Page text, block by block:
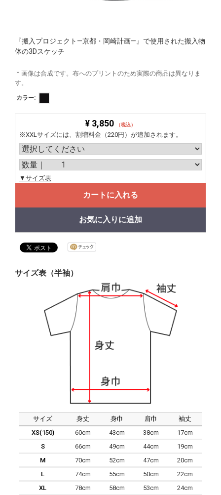
『搬入プロジェクト—京都・岡崎計画—』で使用された搬入物
体の3Dスケッチ
＊画像は合成です。布へのプリントのため実際の商品は異なりま
す。
カラー:
¥ 3,850 （税込）
※XXLサイズには、割増料金（220円）が追加されます。
▼サイズ表
カートに入れる
お気に入りに追加
サイズ表（半袖）
サイズ 身丈 身巾 肩巾
袖丈
XS(150)
60cm 43cm 38cm
17cm
S
66cm 49cm 44cm
19cm
M
70cm 52cm 47cm
20cm
L
74cm 55cm 50cm
22cm
XL
78cm 58cm 53cm 24cm